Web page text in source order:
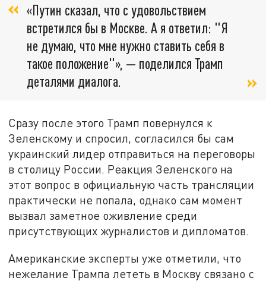
«Путин сказал, что с удовольствием
встретился бы в Москве. А я ответил: "Я
не думаю, что мне нужно ставить себя в
такое положение"», — поделился Трамп
деталями диалога.
Сразу после этого Трамп повернулся к
Зеленскому и спросил, согласился бы сам
украинский лидер отправиться на переговоры
в столицу России. Реакция Зеленского на
этот вопрос в официальную часть трансляции
практически не попала, однако сам момент
вызвал заметное оживление среди
присутствующих журналистов и дипломатов.
Американские эксперты уже отметили, что
нежелание Трампа лететь в Москву связано с